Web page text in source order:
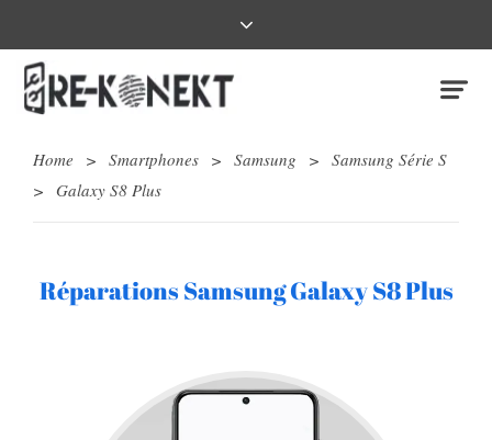
Home > Smartphones > Samsung > Samsung Série S
> Galaxy S8 Plus
Réparations Samsung Galaxy S8 Plus